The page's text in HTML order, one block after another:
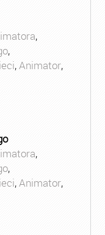
,
,
,Animator,
,
,
,Animator,